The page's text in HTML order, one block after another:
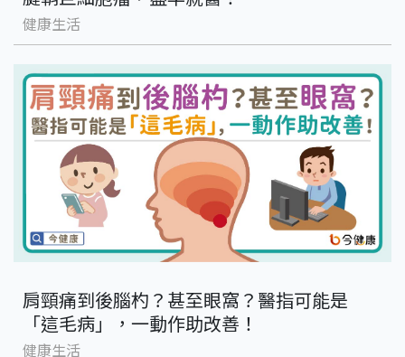
健康生活
肩頸痛到後腦杓？甚至眼窩？醫指可能是
「這毛病」，一動作助改善！
健康生活